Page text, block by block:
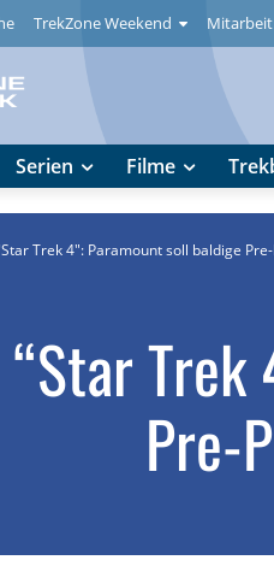
TrekZone Weekend Mitarbeit
Serien Filme
Trek 4": Paramount soll baldige
“Star Trek
Pre-